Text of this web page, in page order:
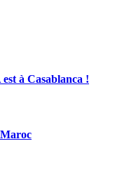
à Casablanca !